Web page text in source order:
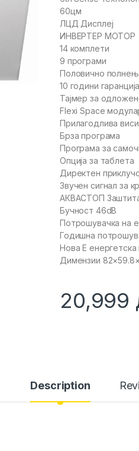
60цм
ЛЦД Дисплеј
ИНВЕРТЕР МОТОР
14 комплети
9 програми
Половично
10 години
Тајмер за
Flexi Space
Прилагодлива
Брза програма
Програма за
Опција за таблета
Директен
Звучен сигнал за
АКВАСТОП
Бучност 46dB
Потрошувачка на
Годишна
Нова Е енергетска
Димензии
20,999
Description